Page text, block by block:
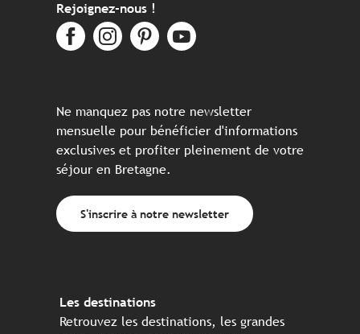
Rejoignez-nous !
Ne manquez pas notre newsletter
mensuelle pour bénéficier d'informations
exclusives et profiter pleinement de votre
séjour en Bretagne.
S'inscrire à notre newsletter
Les destinations
Retrouvez les destinations, les grandes